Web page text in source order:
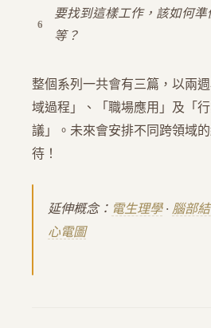
要找到這樣工作，該如何
等？
整個系列一共會有三篇，以兩
域過程」、「職場應用」及「
議」。未來會安排不同跨領域
待！
延伸概念： 電生理學· 腦部
心電圖